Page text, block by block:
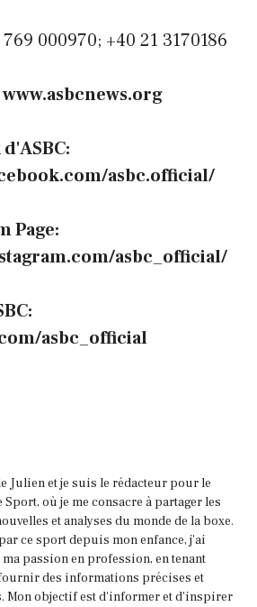
000970; +40 21 3170186
www.asbcnews.org
asbc.official/
Page:
asbc_official/
asbc_official
Julien et je suis le rédacteur pour le
Sport, où je me consacre à partager les
et analyses du monde de la boxe.
ce sport depuis mon enfance, j'ai
passion en profession, en tenant
des informations précises et
Mon objectif est d'informer et d'inspirer